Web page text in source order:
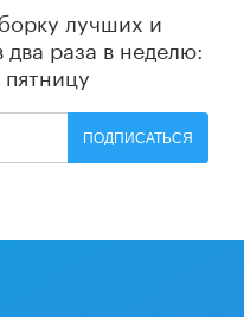
лучших и
два раза в неделю:
ПОДПИСАТЬСЯ